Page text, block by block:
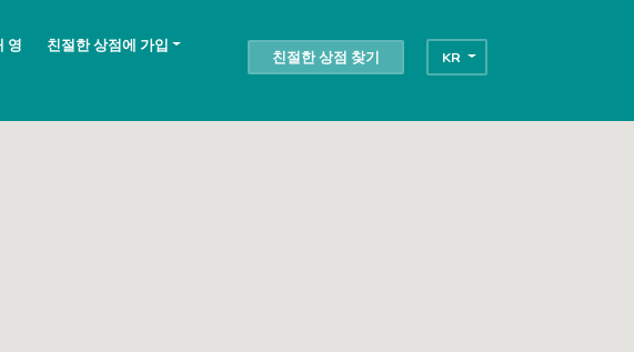
영
친절한 상점에 가입
친절한 상점 찾기 KR